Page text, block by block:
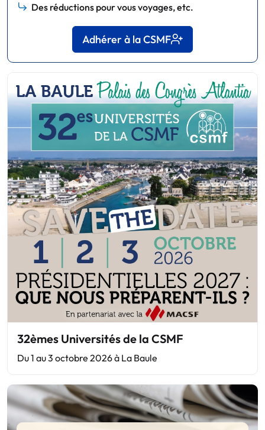
Des réductions pour vous voyages, etc.
Adhérer à la CSMF
32èmes Universités de la CSMF
Du 1 au 3 octobre 2026 à La Baule